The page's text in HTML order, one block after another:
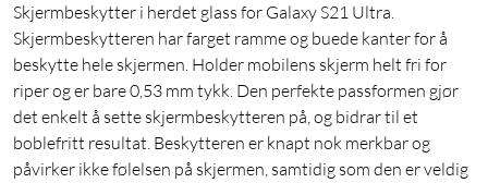
Skjermbeskytter i herdet glass for Galaxy S21 Ultra.
Skjermbeskytteren har farget ramme og buede kanter for å
beskytte hele skjermen. Holder mobilens skjerm helt fri for
riper og er bare 0,53 mm tykk. Den perfekte passformen gjør
det enkelt å sette skjermbeskytteren på, og bidrar til et
boblefritt resultat. Beskytteren er knapt nok merkbar og
påvirker ikke følelsen på skjermen, samtidig som den er veldig